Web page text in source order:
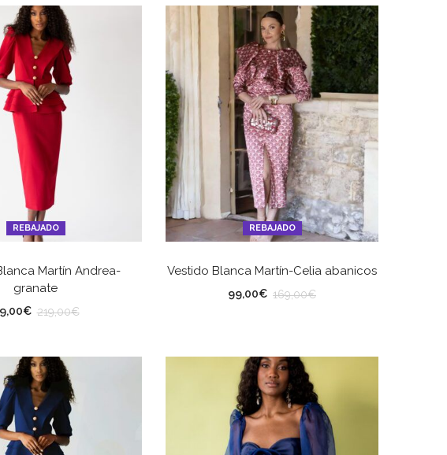
REBAJADO
Martín Andrea-
granate
€ 219,00€
REBAJADO
Vestido Blanca Martín-Celia abanicos
99,00€ 169,00€
TALLA